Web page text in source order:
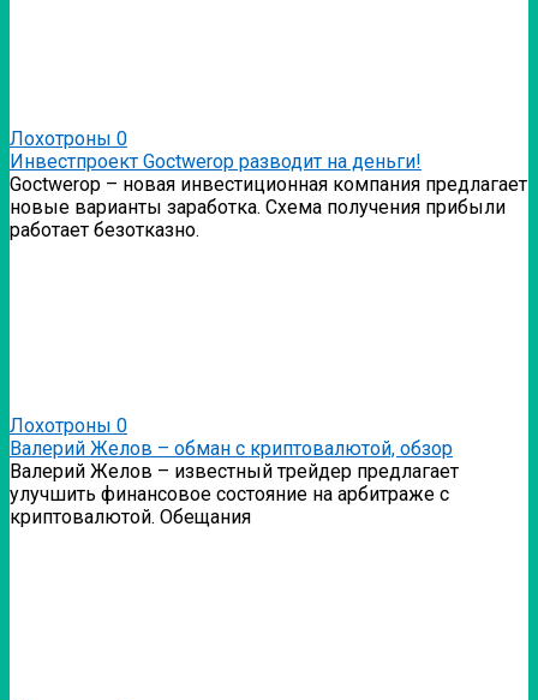
Лохотроны 0
Инвестпроект Goctwerop разводит на деньги!
Goctwerop – новая инвестиционная компания предлагает
новые варианты заработка. Схема получения прибыли
работает безотказно.
Лохотроны 0
Валерий Желов – обман с криптовалютой, обзор
Валерий Желов – известный трейдер предлагает
улучшить финансовое состояние на арбитраже с
криптовалютой. Обещания